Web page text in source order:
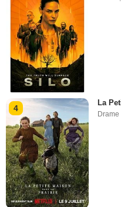
4
La
Drame